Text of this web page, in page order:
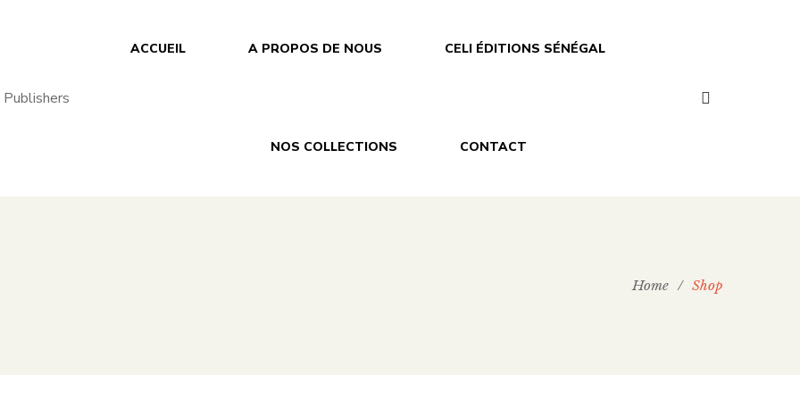
ACCUEIL A PROPOS DE NOUS CELI ÉDITIONS SÉNÉGAL
NOS COLLECTIONS CONTACT
Home / Shop